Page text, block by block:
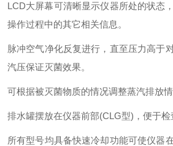
LCD大屏幕可清晰显示仪器所处的状态
操作过程中的其它相关信息。
脉冲空气净化反复进行，直至压力高于
汽压保证灭菌效果。
可根据被灭菌物质的情况调整蒸汽排放情
排水罐摆放在仪器前部(CLG型)，便于检
所有型号均具备快速冷却功能可使仪器